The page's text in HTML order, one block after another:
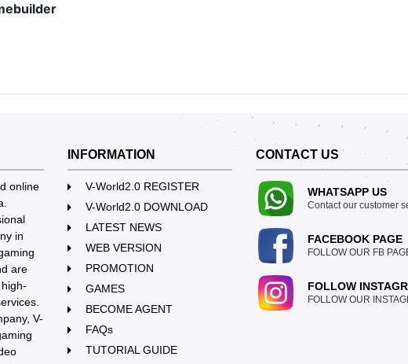
online
in
are
V-
INFORMATION
V-World2.0 REGISTER
V-World2.0 DOWNLOAD
LATEST NEWS
WEB VERSION
PROMOTION
GAMES
BECOME AGENT
FAQs
TUTORIAL GUIDE
CONTACT US
WHATSAPP US
Contact our customer
FACEBOOK PAGE
FOLLOW OUR FB
FOLLOW
FOLLOW OUR